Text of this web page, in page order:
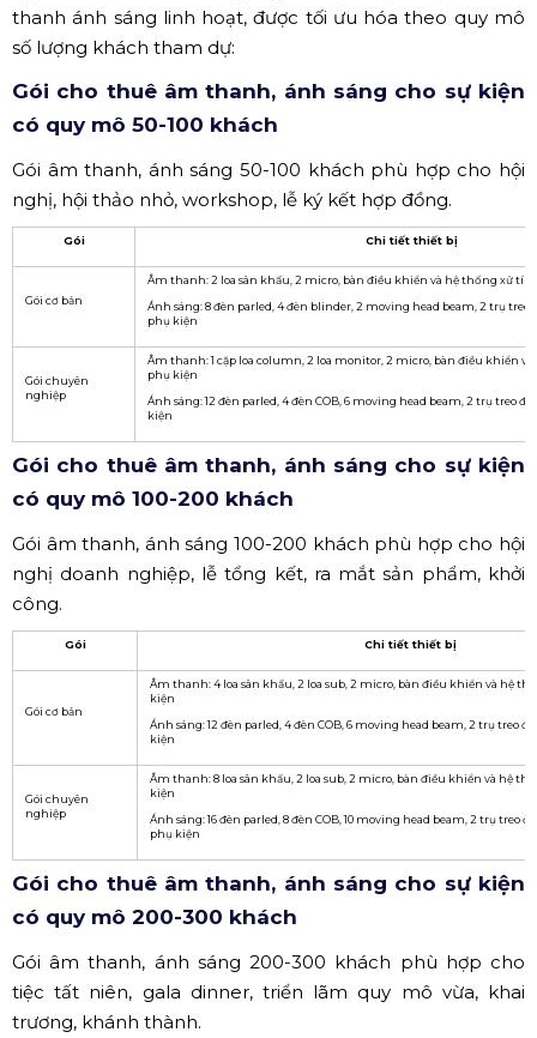
thanh ánh sáng linh hoạt, được tối ưu hóa theo quy mô
số lượng khách tham dự:
Gói cho thuê âm thanh, ánh sáng cho sự kiện
có quy mô 50-100 khách
Gói âm thanh, ánh sáng 50-100 khách phù hợp cho hội
nghị, hội thảo nhỏ, workshop, lễ ký kết hợp đồng.
Gói Chi tiết thiết bị
Gói cơ bản
Âm thanh: 2 loa sân khấu, 2 micro, bàn điều khiển và hệ thống xử tín
Ánh sáng: 8 đèn parled, 4 đèn blinder, 2 moving head beam, 2 trụ treo
phụ kiện
Gói chuyên
nghiệp
Âm thanh: 1 cặp loa column, 2 loa monitor, 2 micro, bàn điều khiển
phụ kiện
Ánh sáng: 12 đèn parled, 4 đèn COB, 6 moving head beam, 2 trụ treo
kiện
Gói cho thuê âm thanh, ánh sáng cho sự kiện
có quy mô 100-200 khách
Gói âm thanh, ánh sáng 100-200 khách phù hợp cho hội
nghị doanh nghiệp, lễ tổng kết, ra mắt sản phẩm, khởi
công.
Gói Chi tiết thiết bị
Gói cơ bản
Âm thanh: 4 loa sân khấu, 2 loa sub, 2 micro, bàn điều khiển và hệ
kiện
Ánh sáng: 12 đèn parled, 4 đèn COB, 6 moving head beam, 2 trụ treo
kiện
Gói chuyên
nghiệp
Âm thanh: 8 loa sân khấu, 2 loa sub, 2 micro, bàn điều khiển và hệ
kiện
Ánh sáng: 16 đèn parled, 8 đèn COB, 10 moving head beam, 2 trụ treo
phụ kiện
Gói cho thuê âm thanh, ánh sáng cho sự kiện
có quy mô 200-300 khách
Gói âm thanh, ánh sáng 200-300 khách phù hợp cho
tiệc tất niên, gala dinner, triển lãm quy mô vừa, khai
trương, khánh thành.